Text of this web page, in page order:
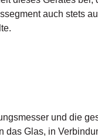
auch stets
und die
das Glas, in